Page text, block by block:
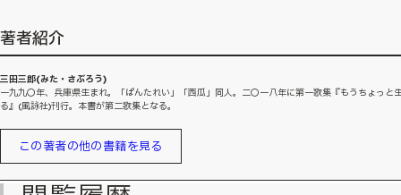
著者紹介
三田三郎(みた・さぶろう)
一九九〇年、兵庫県生まれ。「ぱんたれい」「西瓜」同人。二〇一八年に第一歌集『もうちょっと
る』(風詠社)刊行。本書が第二歌集となる。
この著者の他の書籍を見る